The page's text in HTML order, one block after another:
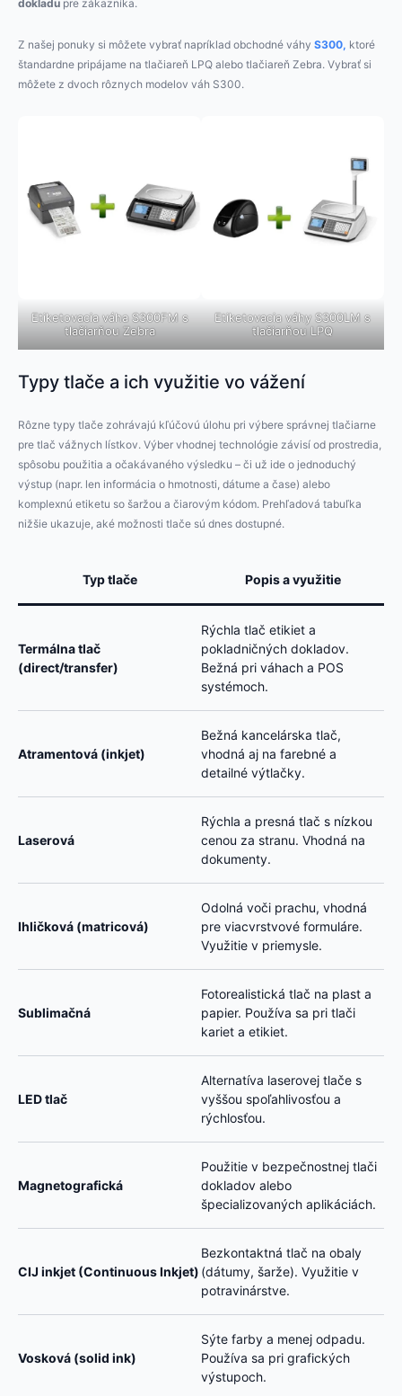
dokladu pre zákazníka.
Z našej ponuky si môžete vybrať napríklad obchodné váhy S300, ktoré
štandardne pripájame na tlačiareň LPQ alebo tlačiareň Zebra. Vybrať si
môžete z dvoch rôznych modelov váh S300.
Etiketovacia váha S300FM s
tlačiarňou Zebra
Etiketovacia váhy S300LM s
tlačiarňou LPQ
Typy tlače a ich využitie vo vážení
Rôzne typy tlače zohrávajú kľúčovú úlohu pri výbere správnej tlačiarne
pre tlač vážnych lístkov. Výber vhodnej technológie závisí od prostredia,
spôsobu použitia a očakávaného výsledku – či už ide o jednoduchý
výstup (napr. len informácia o hmotnosti, dátume a čase) alebo
komplexnú etiketu so šaržou a čiarovým kódom. Prehľadová tabuľka
nižšie ukazuje, aké možnosti tlače sú dnes dostupné.
Typ tlače Popis a využitie
Termálna tlač
(direct/transfer)
Rýchla tlač etikiet a
pokladničných dokladov.
Bežná pri váhach a POS
systémoch.
Atramentová (inkjet)
Bežná kancelárska tlač,
vhodná aj na farebné a
detailné výtlačky.
Laserová
Rýchla a presná tlač s nízkou
cenou za stranu. Vhodná na
dokumenty.
Ihličková (matricová)
Odolná voči prachu, vhodná
pre viacvrstvové formuláre.
Využitie v priemysle.
Sublimačná
Fotorealistická tlač na plast a
papier. Používa sa pri tlači
kariet a etikiet.
LED tlač
Alternatíva laserovej tlače s
vyššou spoľahlivosťou a
rýchlosťou.
Magnetografická
Použitie v bezpečnostnej tlači
dokladov alebo
špecializovaných aplikáciách.
CIJ inkjet (Continuous Inkjet)
Bezkontaktná tlač na obaly
(dátumy, šarže). Využitie v
potravinárstve.
Vosková (solid ink)
Sýte farby a menej odpadu.
Používa sa pri grafických
výstupoch.